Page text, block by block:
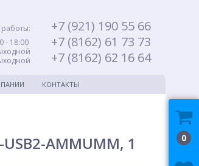
- 18:00
+7 (921) 190 55 66
+7 (8162) 61 73 73
+7 (8162) 62 16 64
КОНТАКТЫ
AMMUMM, 1 0